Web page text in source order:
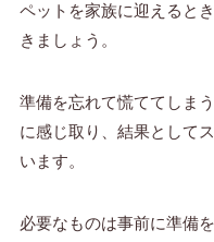
ペットを家族に迎えると
きましょう。
準備を忘れて慌ててしま
に感じ取り、結果として
います。
必要なものは事前に準備